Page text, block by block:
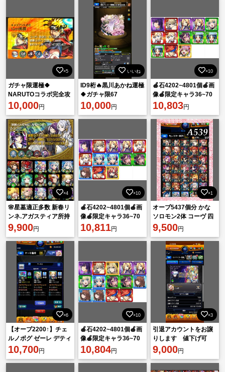
×5
ガチャ限運極🍀
NARUTOコラボ完全攻
略神垢⭐️
10,000円
いいね
ID9桁🔥黒川あかね運極
🍀ガチャ限67
10,000円
×10
🍎石4202~4801個🍎画
像🍎限定キャラ36~70
体🍎ランダム星5星
6*152~212体
10,803円
×4
🌸星墓適正多数 新春リ
ンネ.アガスティア所持
ガチャ限1500体 紋章
4000🌸
9,900円
×10
🍎石4202~4801個🍎画
像🍎限定キャラ36~70
体🍎ランダム星5星
6*152~212体
10,811円
×1
オーブ5437個分 かな
ソロモン2体 コーヴ 四
葉 アルセーヌ ラファエ
ルα
9,500円
×6
【オーブ2200↑】チェ
ルノボグ ゼーレ デティ
アカル 運極 ルシファー
2 マサムネ
10,700円
×10
🍎石4202~4801個🍎画
像🍎限定キャラ36~70
体🍎ランダム星5星
6*152~212体
10,804円
×3
引退アカウントをお譲
りします 値下げ可
9,000円